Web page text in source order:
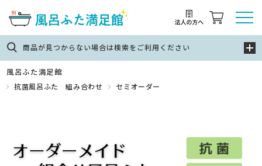
商品が見つからない場合は検索をご利用ください
風呂ふた満足館
抗菌風呂ふた 組み合わせ セミオーダー